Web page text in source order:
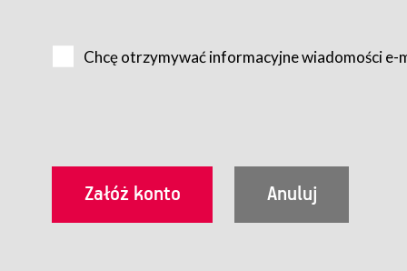
Usługobiorca przed rozpoczęciem korzystania z
utrwalenie i wydrukowanie.
§ 3
Chcę otrzymywać informacyjne wiadomości e-